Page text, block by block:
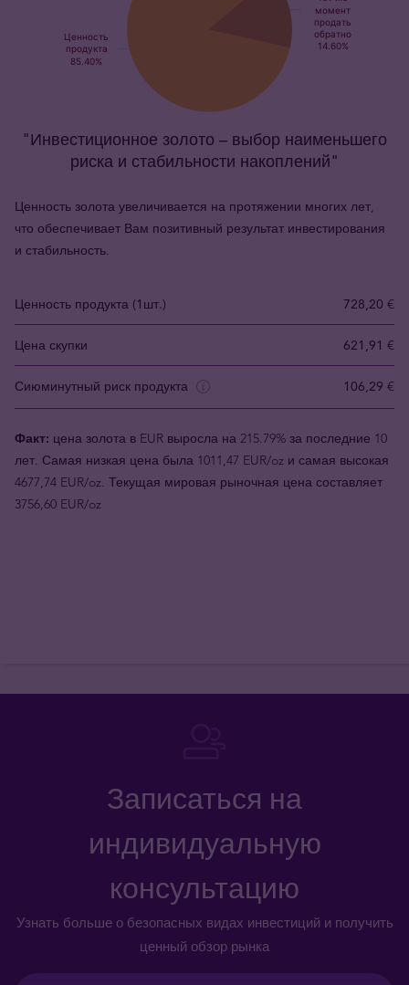
"Инвестиционное золото – выбор наименьшего
риска и стабильности накоплений"
Ценность золота увеличивается на протяжении многих лет,
что обеспечивает Вам позитивный результат инвестирования
и стабильность.
Ценность продукта (1шт.) 728,20 €
Цена скупки 621,91 €
Сиюминутный риск продукта 106,29 €
Факт: цена золота в EUR выросла на 215.79% за последние 10
лет. Самая низкая цена была 1011,47 EUR/oz и самая высокая
4677,74 EUR/oz. Текущая мировая рыночная цена составляет
3756,60 EUR/oz
Записаться на
индивидуальную
консультацию
Узнать больше о безопасных видах инвестиций и получить
ценный обзор рынка